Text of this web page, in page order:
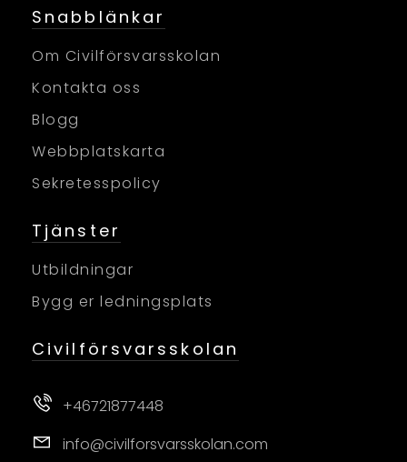
Snabblänkar
Om Civilförsvarsskolan
Kontakta oss
Blogg
Webbplatskarta
Sekretesspolicy
Tjänster
Utbildningar
Bygg er ledningsplats
Civilförsvarsskolan
+46721877448
info@civilforsvarsskolan.com